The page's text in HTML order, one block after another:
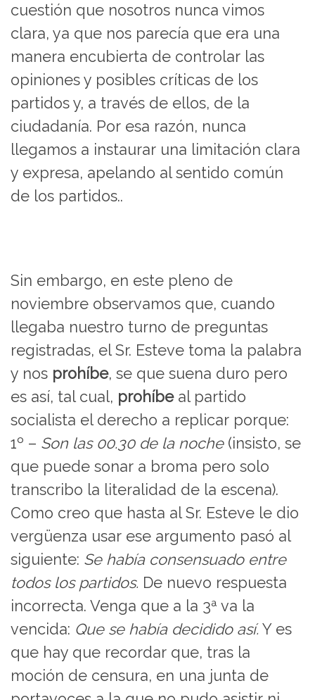
cuestión que nosotros nunca vimos
clara, ya que nos parecía que era una
manera encubierta de controlar las
opiniones y posibles críticas de los
partidos y, a través de ellos, de la
ciudadanía. Por esa razón, nunca
llegamos a instaurar una limitación clara
y expresa, apelando al sentido común
de los partidos..
Sin embargo, en este pleno de
noviembre observamos que, cuando
llegaba nuestro turno de preguntas
registradas, el Sr. Esteve toma la palabra
y nos prohíbe, se que suena duro pero
es así, tal cual, prohíbeal partido
socialista el derecho a replicar porque:
1º – Son las 00.30 de la noche(insisto, se
que puede sonar a broma pero solo
transcribo la literalidad de la escena).
Como creo que hasta al Sr. Esteve le dio
vergüenza usar ese argumento pasó al
siguiente: Se había consensuado entre
todos los partidos. De nuevo respuesta
incorrecta. Venga que a la 3ª va la
vencida: Que se había decidido así. Y es
que hay que recordar que, tras la
moción de censura, en una junta de